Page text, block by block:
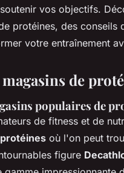
vos objectifs.
protéines, des
votre entraînement
de
populaires de
de fitness et de
où l'on peut
figure